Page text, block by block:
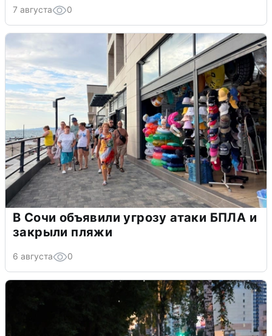
7 августа 0
В Сочи объявили угрозу атаки БПЛА и
закрыли пляжи
6 августа 0